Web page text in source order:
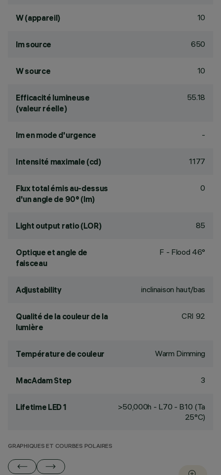
W (appareil) 10
lm source 650
W source 10
Efficacité lumineuse
(valeur réelle)
55.18
lm en mode d'urgence -
Intensité maximale (cd) 1177
Flux total émis au-dessus
d'un angle de 90° (lm)
0
Light output ratio (LOR) 85
Optique et angle de
faisceau
F - Flood 46°
Adjustability inclinaison haut/bas
Qualité de la couleur de la
lumière
CRI 92
Température de couleur Warm Dimming
MacAdam Step 3
Lifetime LED 1
>50,000h - L70 - B10 (Ta
25°C)
GRAPHIQUES ET COURBES POLAIRES